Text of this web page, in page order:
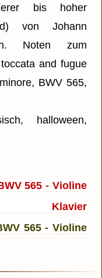
bis hoher
von Johann
Noten zum
and fugue
BWV 565,
halloween,
565 - Violine